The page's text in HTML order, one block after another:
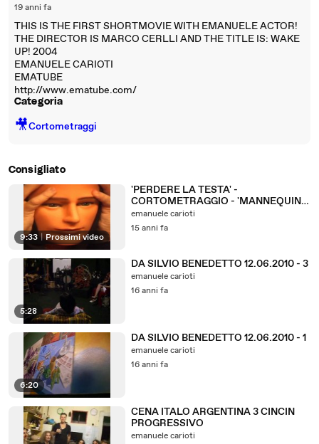
19 anni fa
THIS IS THE FIRST SHORTMOVIE WITH EMANUELE ACTOR!
THE DIRECTOR IS MARCO CERLLI AND THE TITLE IS: WAKE
UP! 2004
EMANUELE CARIOTI
EMATUBE
http://www.ematube.com/
Categoria
🎥Cortometraggi
Consigliato
9:33 | Prossimi video
'PERDERE LA TESTA' -
CORTOMETRAGGIO - 'MANNEQUIN'S
HEAD' - SHORTMOVIE EMATUBE -
01/01/2011
emanuele carioti
15 anni fa
5:28
DA SILVIO BENEDETTO 12.06.2010 - 3
emanuele carioti
16 anni fa
6:20
DA SILVIO BENEDETTO 12.06.2010 - 1
emanuele carioti
16 anni fa
CENA ITALO ARGENTINA 3 CINCIN
PROGRESSIVO
emanuele carioti